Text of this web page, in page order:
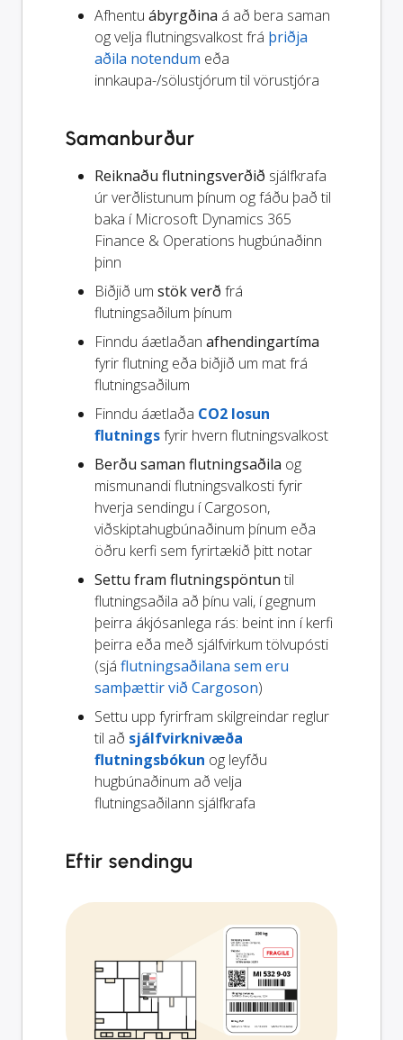
Afhentu ábyrgðina á að bera saman
og velja flutningsvalkost frá þriðja
aðila notendum eða
innkaupa-/sölustjórum til vörustjóra
Samanburður
Reiknaðu flutningsverðið sjálfkrafa
úr verðlistunum þínum og fáðu það til
baka í Microsoft Dynamics 365
Finance & Operations hugbúnaðinn
þinn
Biðjið um stök verð frá
flutningsaðilum þínum
Finndu áætlaðan afhendingartíma
fyrir flutning eða biðjið um mat frá
flutningsaðilum
Finndu áætlaða CO2 losun
flutningsfyrir hvern flutningsvalkost
Berðu saman flutningsaðila og
mismunandi flutningsvalkosti fyrir
hverja sendingu í Cargoson,
viðskiptahugbúnaðinum þínum eða
öðru kerfi sem fyrirtækið þitt notar
Settu fram flutningspöntun til
flutningsaðila að þínu vali, í gegnum
þeirra ákjósanlega rás: beint inn í kerfi
þeirra eða með sjálfvirkum tölvupósti
(sjá flutningsaðilana sem eru
samþættir við Cargoson)
Settu upp fyrirfram skilgreindar reglur
til að sjálfvirknivæða
flutningsbókun og leyfðu
hugbúnaðinum að velja
flutningsaðilann sjálfkrafa
Eftir sendingu